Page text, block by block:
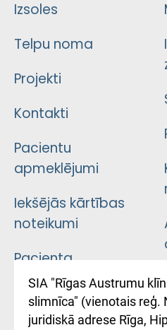
Izsoles
Telpu noma
Projekti
Kontakti
Pacientu
apmeklējumi
Iekšējās kārtības
noteikumi
Pacienta
atsauksmju/sūdzību
iesniegšanas
kārtība
SIA "Rīgas Austrumu
slimnīca" (vienotais reģ.
juridiskā adrese Rīga,